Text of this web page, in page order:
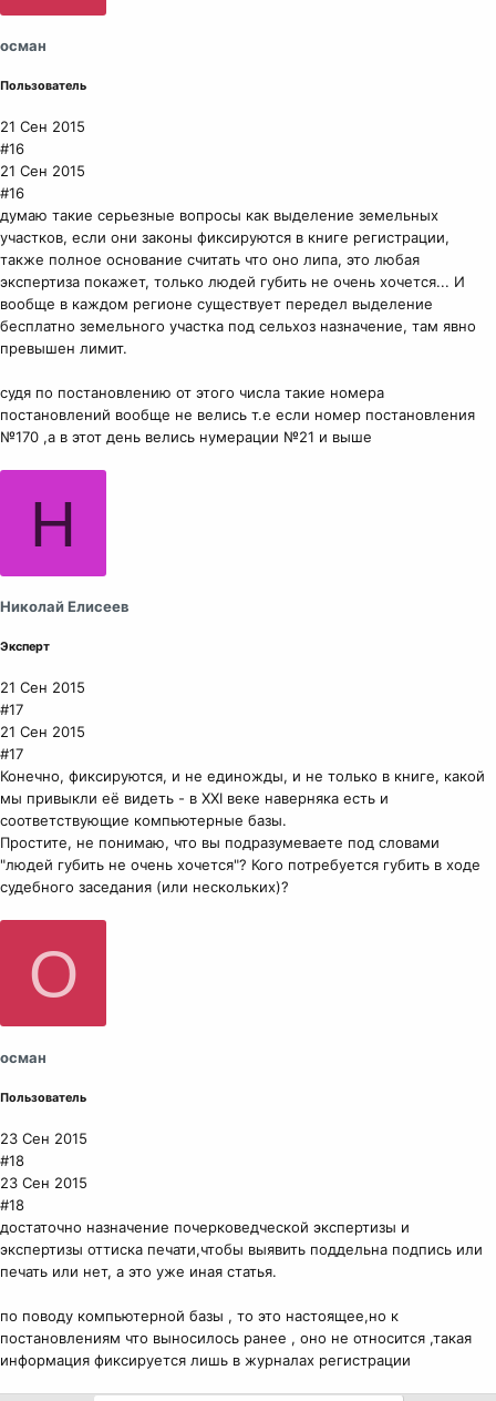
осман
Пользователь
21 Сен 2015
#16
21 Сен 2015
#16
думаю такие серьезные вопросы как выделение земельных
участков, если они законы фиксируются в книге регистрации,
также полное основание считать что оно липа, это любая
экспертиза покажет, только людей губить не очень хочется... И
вообще в каждом регионе существует передел выделение
бесплатно земельного участка под сельхоз назначение, там явно
превышен лимит.
судя по постановлению от этого числа такие номера
постановлений вообще не велись т.е если номер постановления
№170 ,а в этот день велись нумерации №21 и выше
Н
Николай Елисеев
Эксперт
21 Сен 2015
#17
21 Сен 2015
#17
Конечно, фиксируются, и не единожды, и не только в книге, какой
мы привыкли её видеть - в XXI веке наверняка есть и
соответствующие компьютерные базы.
Простите, не понимаю, что вы подразумеваете под словами
"людей губить не очень хочется"? Кого потребуется губить в ходе
судебного заседания (или нескольких)?
О
осман
Пользователь
23 Сен 2015
#18
23 Сен 2015
#18
достаточно назначение почерковедческой экспертизы и
экспертизы оттиска печати,чтобы выявить поддельна подпись или
печать или нет, а это уже иная статья.
по поводу компьютерной базы , то это настоящее,но к
постановлениям что выносилось ранее , оно не относится ,такая
информация фиксируется лишь в журналах регистрации